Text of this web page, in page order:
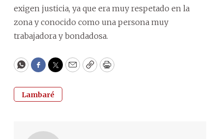
exigen justicia, ya que era muy respetado en la
zona y conocido como una persona muy
trabajadora y bondadosa.
WhatsApp
Facebook
Twitter
EmailCopyPrint
Lambaré